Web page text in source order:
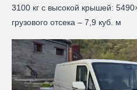
3100 кг с высокой крышей:
грузового отсека – 7,9 куб. м